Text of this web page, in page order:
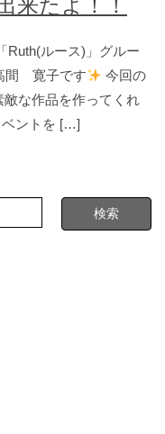
来たよ！！
Ruth(ルース)」グルー
間 寛子です
今回の
な作品を作ってくれ
ベントを […]